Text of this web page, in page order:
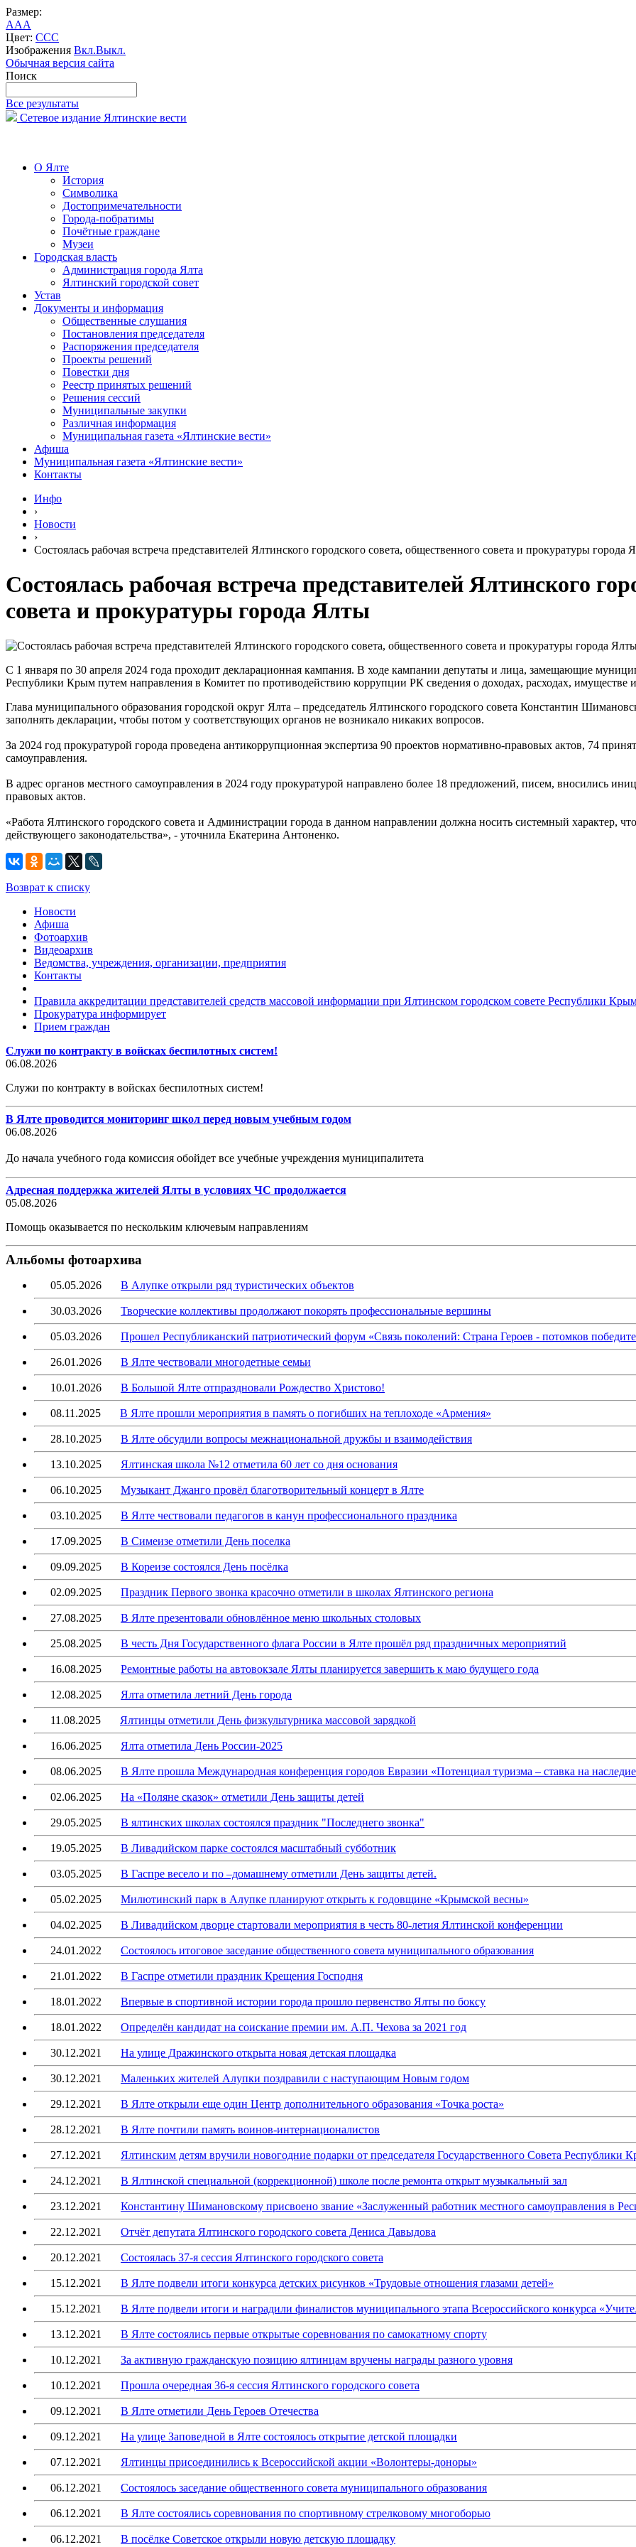
Размер:
AAA
Цвет: CCC
Изображения Вкл.Выкл.
Обычная версия сайта
Поиск
Все результаты
Сетевое издание Ялтинские вести
О Ялте
История
Символика
Достопримечательности
Города-побратимы
Почётные граждане
Музеи
Городская власть
Администрация города Ялта
Ялтинский городской совет
Устав
Документы и информация
Общественные слушания
Постановления председателя
Распоряжения председателя
Проекты решений
Повестки дня
Реестр принятых решений
Решения сессий
Муниципальные закупки
Различная информация
Муниципальная газета «Ялтинские вести»
Афиша
Муниципальная газета «Ялтинские вести»
Контакты
Инфо
›
Новости
›
Состоялась рабочая встреча представителей Ялтинского городского совета, общественного совета и прокуратуры города
Состоялась рабочая встреча представителей Ялтинского
совета и прокуратуры города Ялты
С 1 января по 30 апреля 2024 года проходит декларационная кампания. В ходе кампании депутаты и лица, замещающие
Республики Крым путем направления в Комитет по противодействию коррупции РК сведения о доходах, расходах, имуществе и
Глава муниципального образования городской округ Ялта – председатель Ялтинского городского совета Константин
заполнять декларации, чтобы потом у соответствующих органов не возникало никаких вопросов.
За 2024 год прокуратурой города проведена антикоррупционная экспертиза 90 проектов нормативно-правовых актов, 74
самоуправления.
В адрес органов местного самоуправления в 2024 году прокуратурой направлено более 18 предложений, писем, вносились
правовых актов.
«Работа Ялтинского городского совета и Администрации города в данном направлении должна носить системный характер,
действующего законодательства», - уточнила Екатерина Антоненко.
Возврат к списку
Новости
Афиша
Фотоархив
Видеоархив
Ведомства, учреждения, организации, предприятия
Контакты
Правила аккредитации представителей средств массовой информации при Ялтинском городском совете Республики
Прокуратура информирует
Прием граждан
Служи по контракту в войсках беспилотных систем!
06.08.2026
Служи по контракту в войсках беспилотных систем!
В Ялте проводится мониторинг школ перед новым учебным годом
06.08.2026
До начала учебного года комиссия обойдет все учебные учреждения муниципалитета
Адресная поддержка жителей Ялты в условиях ЧС продолжается
05.08.2026
Помощь оказывается по нескольким ключевым направлениям
Альбомы фотоархива
05.05.2026 В Алупке открыли ряд туристических объектов
30.03.2026 Творческие коллективы продолжают покорять профессиональные вершины
05.03.2026 Прошел Республиканский патриотический форум «Связь поколений: Страна Героев - потомков
26.01.2026 В Ялте чествовали многодетные семьи
10.01.2026 В Большой Ялте отпраздновали Рождество Христово!
08.11.2025 В Ялте прошли мероприятия в память о погибших на теплоходе «Армения»
28.10.2025 В Ялте обсудили вопросы межнациональной дружбы и взаимодействия
13.10.2025 Ялтинская школа №12 отметила 60 лет со дня основания
06.10.2025 Музыкант Джанго провёл благотворительный концерт в Ялте
03.10.2025 В Ялте чествовали педагогов в канун профессионального праздника
17.09.2025 В Симеизе отметили День поселка
09.09.2025 В Кореизе состоялся День посёлка
02.09.2025 Праздник Первого звонка красочно отметили в школах Ялтинского региона
27.08.2025 В Ялте презентовали обновлённое меню школьных столовых
25.08.2025 В честь Дня Государственного флага России в Ялте прошёл ряд праздничных мероприятий
16.08.2025 Ремонтные работы на автовокзале Ялты планируется завершить к маю будущего года
12.08.2025 Ялта отметила летний День города
11.08.2025 Ялтинцы отметили День физкультурника массовой зарядкой
16.06.2025 Ялта отметила День России-2025
08.06.2025 В Ялте прошла Международная конференция городов Евразии «Потенциал туризма – ставка на
02.06.2025 На «Поляне сказок» отметили День защиты детей
29.05.2025 В ялтинских школах состоялся праздник "Последнего звонка"
19.05.2025 В Ливадийском парке состоялся масштабный субботник
03.05.2025 В Гаспре весело и по –домашнему отметили День защиты детей.
05.02.2025 Милютинский парк в Алупке планируют открыть к годовщине «Крымской весны»
04.02.2025 В Ливадийском дворце стартовали мероприятия в честь 80-летия Ялтинской конференции
24.01.2022 Состоялось итоговое заседание общественного совета муниципального образования
21.01.2022 В Гаспре отметили праздник Крещения Господня
18.01.2022 Впервые в спортивной истории города прошло первенство Ялты по боксу
18.01.2022 Определён кандидат на соискание премии им. А.П. Чехова за 2021 год
30.12.2021 На улице Дражинского открыта новая детская площадка
30.12.2021 Маленьких жителей Алупки поздравили с наступающим Новым годом
29.12.2021 В Ялте открыли еще один Центр дополнительного образования «Точка роста»
28.12.2021 В Ялте почтили память воинов-интернационалистов
27.12.2021 Ялтинским детям вручили новогодние подарки от председателя Государственного Совета Республики
24.12.2021 В Ялтинской специальной (коррекционной) школе после ремонта открыт музыкальный зал
23.12.2021 Константину Шимановскому присвоено звание «Заслуженный работник местного самоуправления в
22.12.2021 Отчёт депутата Ялтинского городского совета Дениса Давыдова
20.12.2021 Состоялась 37-я сессия Ялтинского городского совета
15.12.2021 В Ялте подвели итоги конкурса детских рисунков «Трудовые отношения глазами детей»
15.12.2021 В Ялте подвели итоги и наградили финалистов муниципального этапа Всероссийского конкурса
13.12.2021 В Ялте состоялись первые открытые соревнования по самокатному спорту
10.12.2021 За активную гражданскую позицию ялтинцам вручены награды разного уровня
10.12.2021 Прошла очередная 36-я сессия Ялтинского городского совета
09.12.2021 В Ялте отметили День Героев Отечества
09.12.2021 На улице Заповедной в Ялте состоялось открытие детской площадки
07.12.2021 Ялтинцы присоединились к Всероссийской акции «Волонтеры-доноры»
06.12.2021 Состоялось заседание общественного совета муниципального образования
06.12.2021 В Ялте состоялись соревнования по спортивному стрелковому многоборью
06.12.2021 В посёлке Советское открыли новую детскую площадку